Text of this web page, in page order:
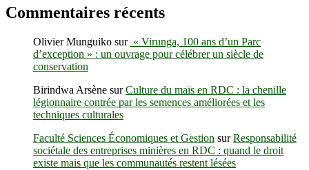
Commentaires récents
Olivier Munguiko sur « Virunga, 100 ans d’un Parc
d’exception » : un ouvrage pour célébrer un siècle de
conservation
Birindwa Arsène surCulture du maïs en RDC : la chenille
légionnaire contrée par les semences améliorées et les
techniques culturales
Faculté Sciences Économiques et Gestion surResponsabilité
sociétale des entreprises minières en RDC : quand le droit
existe mais que les communautés restent lésées